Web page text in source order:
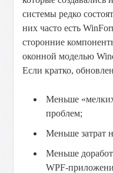
системы редко
них часто есть
сторонние
оконной моделью
Если кратко,
Меньше
проблем;
Меньше затрат
Меньше
WPF-